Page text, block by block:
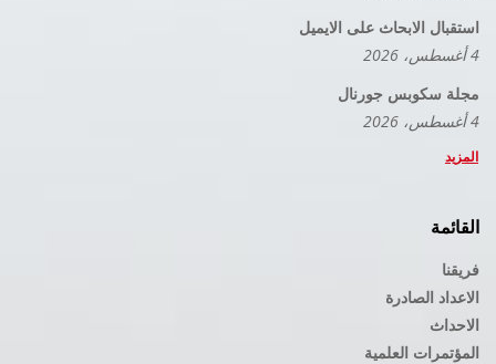
استقبال الابحاث على الايميل
4 أغسطس، 2026
مجلة سكوبس جورنال
4 أغسطس، 2026
المزيد
القائمة
فريقنا
الاعداد الصادرة
الاحداث
المؤتمرات العلمية